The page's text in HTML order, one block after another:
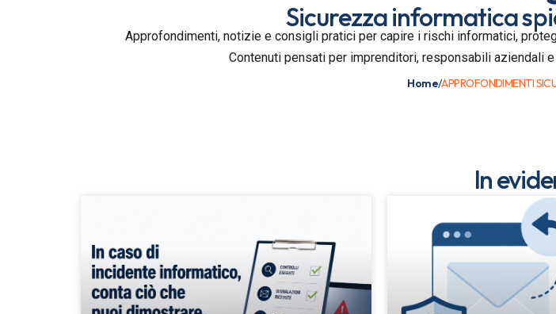
Sicurezza informatica
Approfondimenti, notizie e consigli pratici per capire i rischi informatici,
Contenuti pensati per imprenditori, responsabili aziendali
Home/APPROFONDIMENTI
In